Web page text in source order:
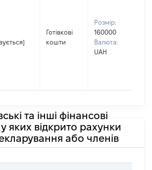
Готівкові
кошти
Розмір:
160000
Валюта:
UAH
та інші фінансові
яких відкрито рахунки
або членів